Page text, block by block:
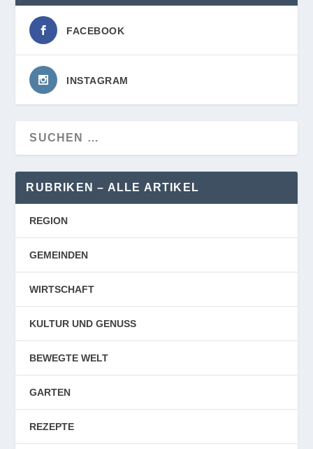
FACEBOOK
INSTAGRAM
RUBRIKEN – ALLE ARTIKEL
REGION
GEMEINDEN
WIRTSCHAFT
KULTUR UND GENUSS
BEWEGTE WELT
GARTEN
REZEPTE